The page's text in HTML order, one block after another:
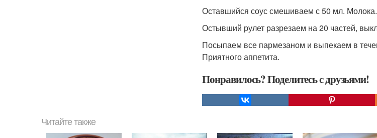
Оставшийся соус смешиваем с 50 мл. Молока.
Остывший рулет разрезаем на 20 частей,
Посыпаем все пармезаном и выпекаем в
Приятного аппетита.
Понравилось? Поделитесь с друзьями!
Читайте также